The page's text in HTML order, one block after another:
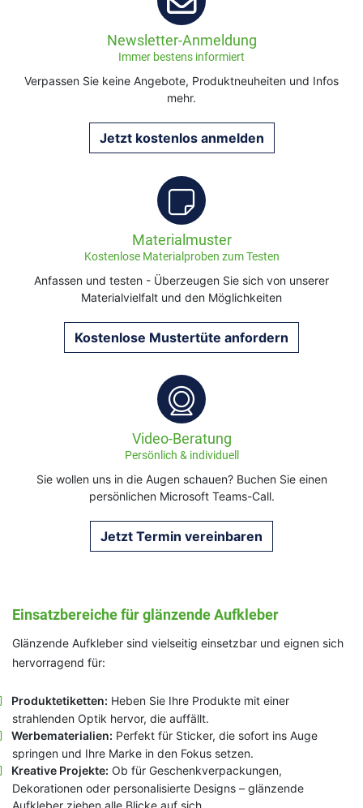
Newsletter-Anmeldung
Immer bestens informiert
Verpassen Sie keine Angebote, Produktneuheiten und Infos
mehr.
Jetzt kostenlos anmelden
Materialmuster
Kostenlose Materialproben zum Testen
Anfassen und testen - Überzeugen Sie sich von unserer
Materialvielfalt und den Möglichkeiten
Kostenlose Mustertüte anfordern
Video-Beratung
Persönlich & individuell
Sie wollen uns in die Augen schauen? Buchen Sie einen
persönlichen Microsoft Teams-Call.
Jetzt Termin vereinbaren
Einsatzbereiche für glänzende Aufkleber
Glänzende Aufkleber sind vielseitig einsetzbar und eignen sich
hervorragend für:
Produktetiketten: Heben Sie Ihre Produkte mit einer
strahlenden Optik hervor, die auffällt.
Werbematerialien: Perfekt für Sticker, die sofort ins Auge
springen und Ihre Marke in den Fokus setzen.
Kreative Projekte: Ob für Geschenkverpackungen,
Dekorationen oder personalisierte Designs – glänzende
Aufkleber ziehen alle Blicke auf sich.